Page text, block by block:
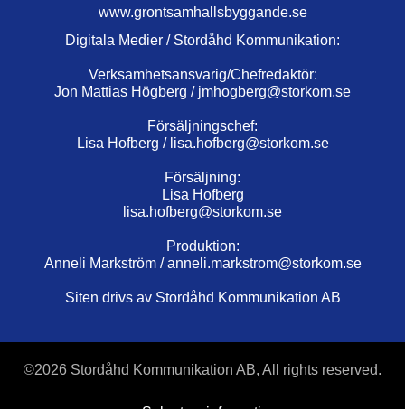
www.grontsamhallsbyggande.se
Digitala Medier / Stordåhd Kommunikation:
Verksamhetsansvarig/Chefredaktör:
Jon Mattias Högberg / jmhogberg@storkom.se
Försäljningschef:
Lisa Hofberg / lisa.hofberg@storkom.se
Försäljning:
Lisa Hofberg
lisa.hofberg@storkom.se
Produktion:
Anneli Markström /anneli.markstrom@storkom.se
Siten drivs av Stordåhd Kommunikation AB
©2026 Stordåhd Kommunikation AB, All rights reserved.